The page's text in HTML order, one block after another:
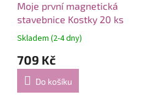
Moje první magnetická
stavebnice Kostky 20 ks
Skladem (2-4 dny)
709 Kč
Do košíku